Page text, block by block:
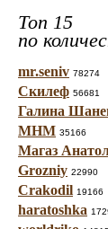
Топ 15
по
mr.seniv 78274
Скилеф 56681
Галина
МНМ 35166
Магаз
Grozniy 22990
Crakodil 19166
haratoshka